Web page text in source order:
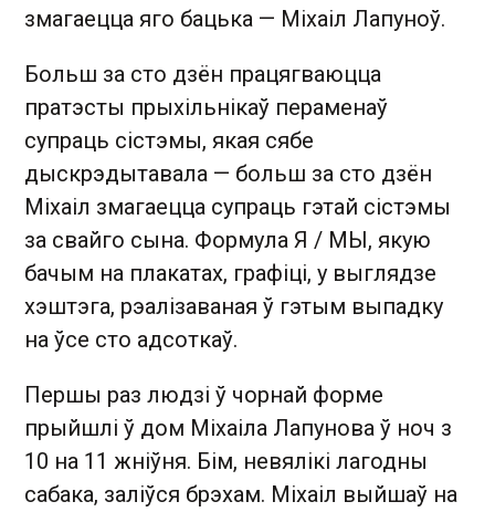
змагаецца яго бацька — Міхаіл Лапуноў.
Больш за сто дзён працягваюцца
пратэсты прыхільнікаў пераменаў
супраць сістэмы, якая сябе
дыскрэдытавала — больш за сто дзён
Міхаіл змагаецца супраць гэтай сістэмы
за свайго сына. Формула Я / МЫ, якую
бачым на плакатах, графіці, у выглядзе
хэштэга, рэалізаваная ў гэтым выпадку
на ўсе сто адсоткаў.
Першы раз людзі ў чорнай форме
прыйшлі ў дом Міхаіла Лапунова ў ноч з
10 на 11 жніўня. Бім, невялікі лагодны
сабака, заліўся брэхам. Міхаіл выйшаў на